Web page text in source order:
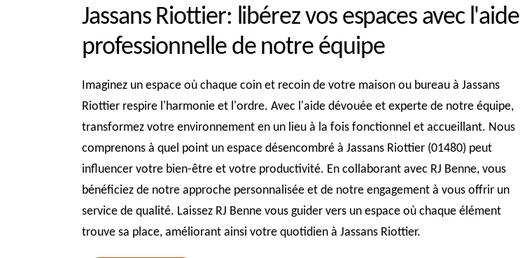
Jassans Riottier: libérez vos espaces avec l'aide
professionnelle de notre équipe
Imaginez un espace où chaque coin et recoin de votre maison ou bureau à Jassans
Riottier respire l'harmonie et l'ordre. Avec l'aide dévouée et experte de notre équipe,
transformez votre environnement en un lieu à la fois fonctionnel et accueillant. Nous
comprenons à quel point un espace désencombré à Jassans Riottier (01480) peut
influencer votre bien-être et votre productivité. En collaborant avec RJ Benne, vous
bénéficiez de notre approche personnalisée et de notre engagement à vous offrir un
service de qualité. Laissez RJ Benne vous guider vers un espace où chaque élément
trouve sa place, améliorant ainsi votre quotidien à Jassans Riottier.